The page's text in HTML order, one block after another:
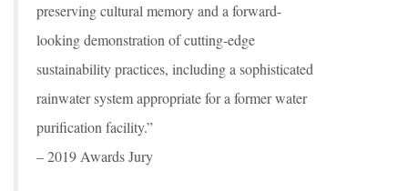
preserving cultural memory and a forward-
looking demonstration of cutting-edge
sustainability practices, including a sophisticated
rainwater system appropriate for a former water
purification facility.”
– 2019 Awards Jury